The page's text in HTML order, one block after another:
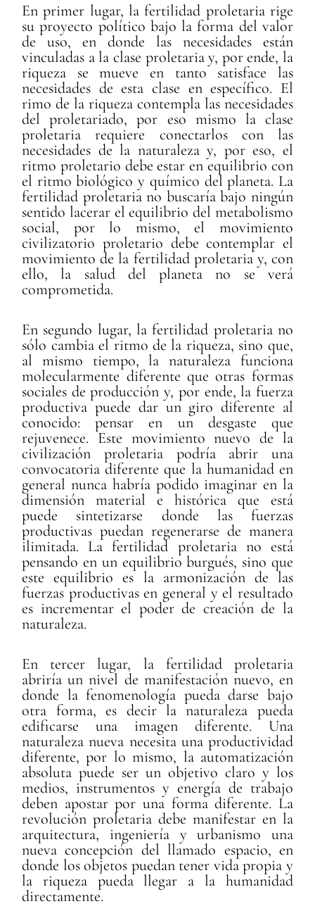
En primer lugar, la fertilidad proletaria rige
su proyecto político bajo la forma del valor
de uso, en donde las necesidades están
vinculadas a la clase proletaria y, por ende, la
riqueza se mueve en tanto satisface las
necesidades de esta clase en específico. El
rimo de la riqueza contempla las necesidades
del proletariado, por eso mismo la clase
proletaria requiere conectarlos con las
necesidades de la naturaleza y, por eso, el
ritmo proletario debe estar en equilibrio con
el ritmo biológico y químico del planeta. La
fertilidad proletaria no buscaría bajo ningún
sentido lacerar el equilibrio del metabolismo
social, por lo mismo, el movimiento
civilizatorio proletario debe contemplar el
movimiento de la fertilidad proletaria y, con
ello, la salud del planeta no se verá
comprometida.
En segundo lugar, la fertilidad proletaria no
sólo cambia el ritmo de la riqueza, sino que,
al mismo tiempo, la naturaleza funciona
molecularmente diferente que otras formas
sociales de producción y, por ende, la fuerza
productiva puede dar un giro diferente al
conocido: pensar en un desgaste que
rejuvenece. Este movimiento nuevo de la
civilización proletaria podría abrir una
convocatoria diferente que la humanidad en
general nunca habría podido imaginar en la
dimensión material e histórica que está
puede sintetizarse donde las fuerzas
productivas puedan regenerarse de manera
ilimitada. La fertilidad proletaria no está
pensando en un equilibrio burgués, sino que
este equilibrio es la armonización de las
fuerzas productivas en general y el resultado
es incrementar el poder de creación de la
naturaleza.
En tercer lugar, la fertilidad proletaria
abriría un nivel de manifestación nuevo, en
donde la fenomenología pueda darse bajo
otra forma, es decir la naturaleza pueda
edificarse una imagen diferente. Una
naturaleza nueva necesita una productividad
diferente, por lo mismo, la automatización
absoluta puede ser un objetivo claro y los
medios, instrumentos y energía de trabajo
deben apostar por una forma diferente. La
revolución proletaria debe manifestar en la
arquitectura, ingeniería y urbanismo una
nueva concepción del llamado espacio, en
donde los objetos puedan tener vida propia y
la riqueza pueda llegar a la humanidad
directamente.